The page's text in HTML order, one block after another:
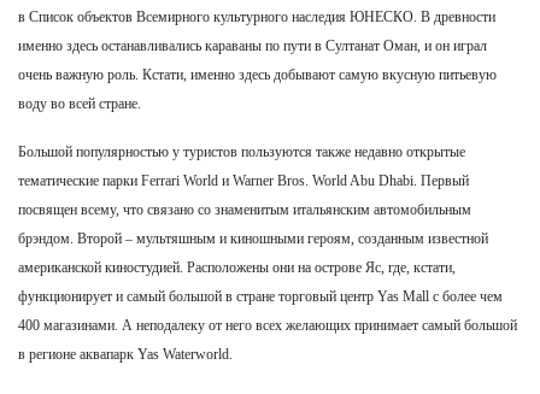
в Список объектов Всемирного культурного наследия ЮНЕСКО. В древности
именно здесь останавливались караваны по пути в Султанат Оман, и он играл
очень важную роль. Кстати, именно здесь добывают самую вкусную питьевую
воду во всей стране.
Большой популярностью у туристов пользуются также недавно открытые
тематические парки Ferrari World и Warner Bros. World Abu Dhabi. Первый
посвящен всему, что связано со знаменитым итальянским автомобильным
брэндом. Второй – мультяшным и киношными героям, созданным известной
американской киностудией. Расположены они на острове Яс, где, кстати,
функционирует и самый большой в стране торговый центр Yas Mall с более чем
400 магазинами. А неподалеку от него всех желающих принимает самый большой
в регионе аквапарк Yas Waterworld.